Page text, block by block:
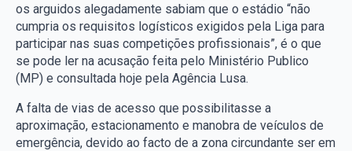
os arguidos alegadamente sabiam que o estádio “não
cumpria os requisitos logísticos exigidos pela Liga para
participar nas suas competições profissionais”, é o que
se pode ler na acusação feita pelo Ministério Publico
(MP) e consultada hoje pela Agência Lusa.
A falta de vias de acesso que possibilitasse a
aproximação, estacionamento e manobra de veículos de
emergência, devido ao facto de a zona circundante ser em